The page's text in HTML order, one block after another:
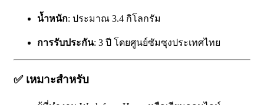
น้ำหนัก: ประมาณ 3.4 กิโลกรัม
การรับประกัน: 3 ปี โดยศูนย์ซัมซุงประเทศไทย
✅ เหมาะสำหรับ